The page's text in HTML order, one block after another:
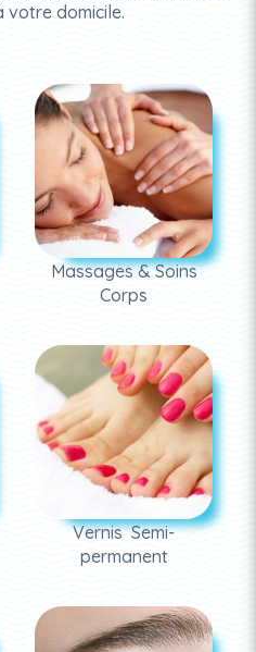
votre domicile.
Massages & Soins
Corps
Vernis Semi-
permanent